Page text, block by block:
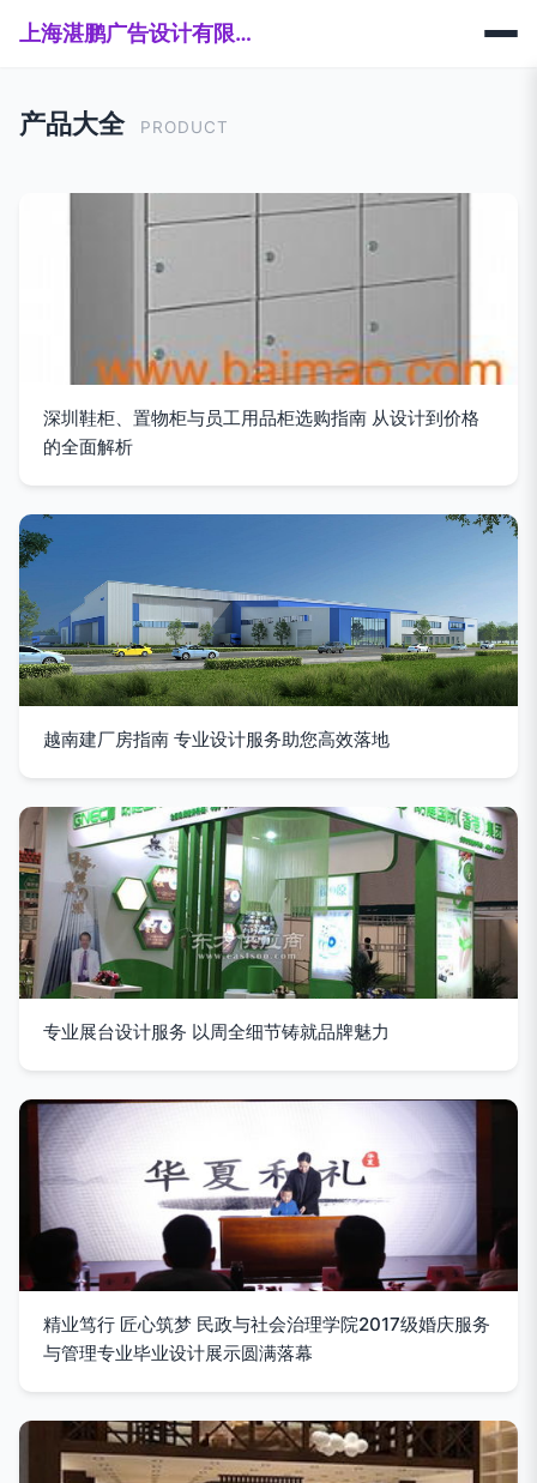
上海湛鹏广告设计有限公司
产品大全 PRODUCT
深圳鞋柜、置物柜与员工用品柜选购指南 从设计到价格
的全面解析
越南建厂房指南 专业设计服务助您高效落地
专业展台设计服务 以周全细节铸就品牌魅力
精业笃行 匠心筑梦 民政与社会治理学院2017级婚庆服务
与管理专业毕业设计展示圆满落幕